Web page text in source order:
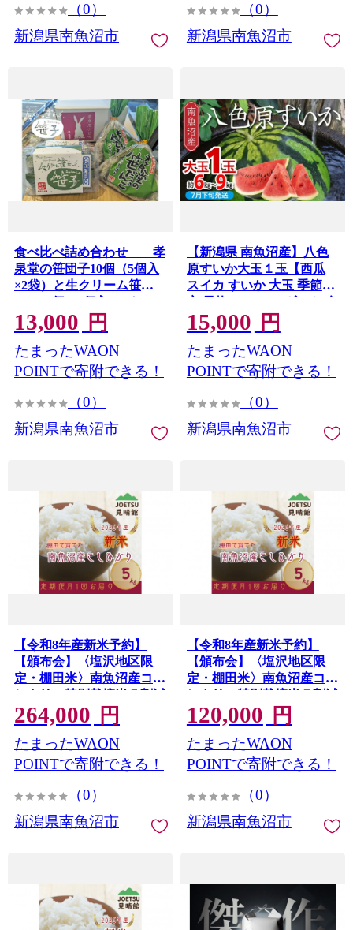
月以内に順次発送予定】
（0）
新潟県南魚沼市
（0）
新潟県南魚沼市
食べ比べ詰め合わせ 孝
泉堂の笹団子10個（5個入
×2袋）と生クリーム笹だ
んご10個（5個入×2パッ
ク）【食べ比べ あんこ 生
クリーム 小分け 個包装 お
菓子 おかし スイーツ デザ
ート おやつ もちもち 冷凍
13,000 円
たまったWAON
POINTで寄附できる！
（0）
新潟県南魚沼市
【新潟県 南魚沼産】八色
原すいか大玉１玉【西瓜
スイカ すいか 大玉 季節限
定 果物 フルーツ ギフト 名
産地 産地直送 シャキシャ
キ 厳選 デザート 新潟県】
【2026年7月下旬発送】
【お届け日時指定不可】
15,000 円
たまったWAON
POINTで寄附できる！
（0）
新潟県南魚沼市
【令和8年産新米予約】
【頒布会】〈塩沢地区限
定・棚田米〉南魚沼産コシ
ヒカリ 特別栽培米５割減
農薬 精米５キロ×全１２
回【2026年10月上旬より順
次発送予定】
264,000 円
たまったWAON
POINTで寄附できる！
（0）
新潟県南魚沼市
【令和8年産新米予約】
【頒布会】〈塩沢地区限
定・棚田米〉南魚沼産コシ
ヒカリ 特別栽培米５割減
農薬 精米５キロ×全６回
【2026年10月上旬より順次
発送予定】
120,000 円
たまったWAON
POINTで寄附できる！
（0）
新潟県南魚沼市